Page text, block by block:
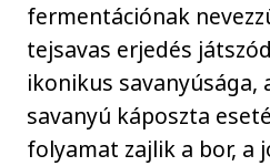
fermentációnak
tejsavas erjedés
ikonikus savanyúsága,
savanyú káposzta
folyamat zajlik a bor, a